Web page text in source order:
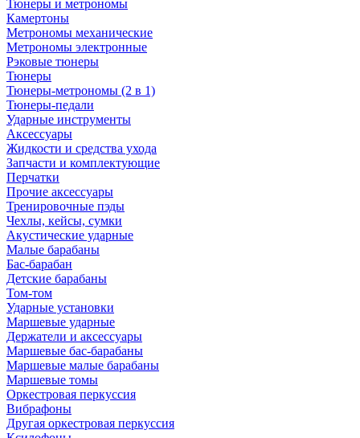
Тюнеры и метрономы
Камертоны
Метрономы механические
Метрономы электронные
Рэковые тюнеры
Тюнеры
Тюнеры-метрономы (2 в 1)
Тюнеры-педали
Ударные инструменты
Аксессуары
Жидкости и средства ухода
Запчасти и комплектующие
Перчатки
Прочие аксессуары
Тренировочные пэды
Чехлы, кейсы, сумки
Акустические ударные
Mалые барабаны
Бас-барабан
Детские барабаны
Том-том
Ударные установки
Маршевые ударные
Держатели и аксессуары
Маршевые бас-барабаны
Маршевые малые барабаны
Маршевые томы
Оркестровая перкуссия
Вибрафоны
Другая оркестровая перкуссия